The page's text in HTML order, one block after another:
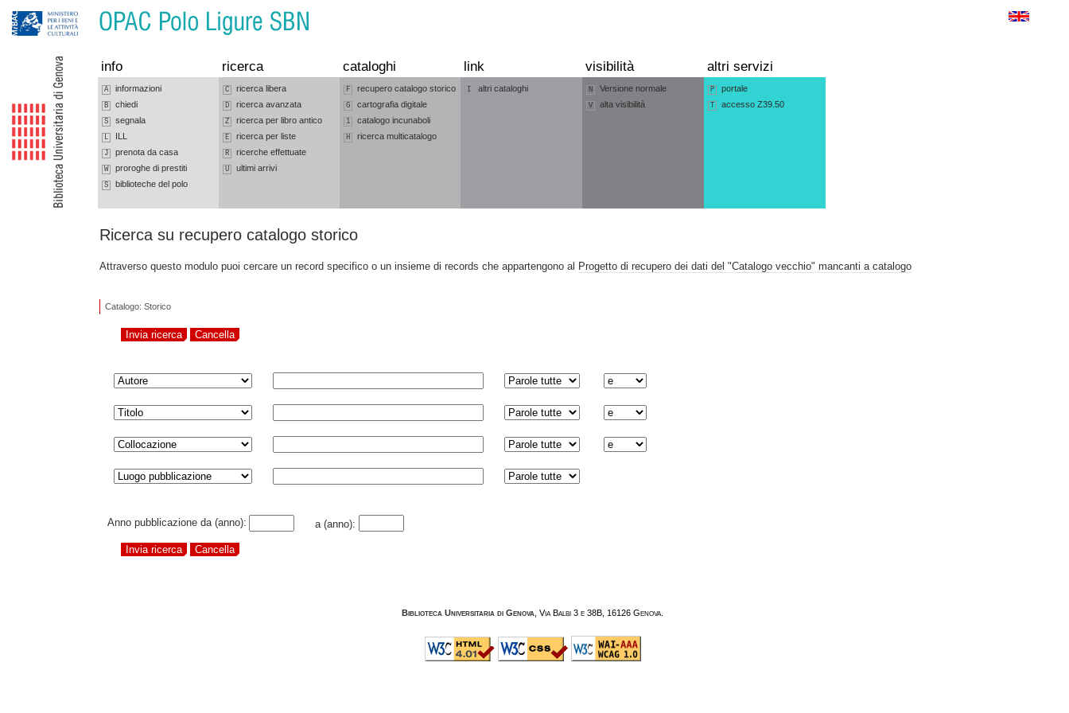
info ricerca cataloghi link visibilità altri servizi
A informazioni
B chiedi
S segnala
L ILL
J prenota da casa
W proroghe di prestiti
S biblioteche del polo
C ricerca libera
D ricerca avanzata
Z ricerca per libro antico
E ricerca per liste
R ricerche effettuate
U ultimi arrivi
F recupero catalogo storico
G cartografia digitale
1 catalogo incunaboli
H ricerca multicatalogo
I altri cataloghi N Versione normale
V alta visibilità
P portale
T accesso Z39.50
Ricerca su recupero catalogo storico
Attraverso questo modulo puoi cercare un record specifico o un insieme di records che appartengono al Progetto di recupero dei dati del "Catalogo vecchio" mancanti a catalogo
Catalogo: Storico
Anno pubblicazione da (anno): a (anno):
Biblioteca Universitaria di Genova , Via Balbi 3 e 38B, 16126 Genova.